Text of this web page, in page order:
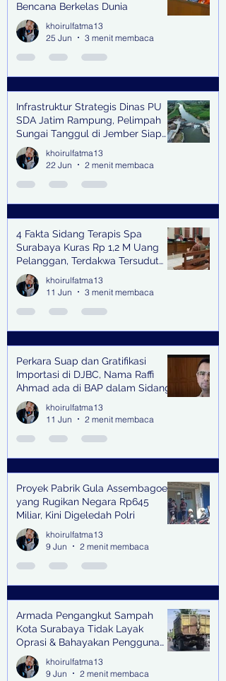
Bencana Berkelas Dunia
khoirulfatma13
25 Jun
3 menit membaca
Infrastruktur Strategis Dinas PU
SDA Jatim Rampung, Pelimpah
Sungai Tanggul di Jember Siap
Bangkitkan Swasembada Pangan
dan Pengendali Banjir
khoirulfatma13
22 Jun
2 menit membaca
4 Fakta Sidang Terapis Spa
Surabaya Kuras Rp 1,2 M Uang
Pelanggan, Terdakwa Tersudut
oleh Keterangan Saksi Kunci
khoirulfatma13
11 Jun
3 menit membaca
Perkara Suap dan Gratifikasi
Importasi di DJBC, Nama Raffi
Ahmad ada di BAP dalam Sidang
khoirulfatma13
11 Jun
2 menit membaca
Proyek Pabrik Gula Assembagoes
yang Rugikan Negara Rp645
Miliar, Kini Digeledah Polri
khoirulfatma13
9 Jun
2 menit membaca
Armada Pengangkut Sampah
Kota Surabaya Tidak Layak
Oprasi & Bahayakan Pengguna
Jalan
khoirulfatma13
9 Jun
2 menit membaca